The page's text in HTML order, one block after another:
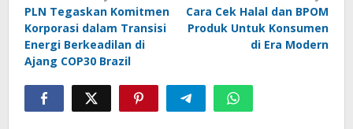
pos
PLN Tegaskan Komitmen
Korporasi dalam Transisi
Energi Berkeadilan di
Ajang COP30 Brazil
Cara Cek Halal dan BPOM
Produk Untuk Konsumen
di Era Modern